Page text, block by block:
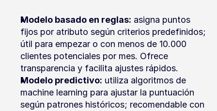
Modelo basado en reglas: asigna puntos
fijos por atributo según criterios predefinidos;
útil para empezar o con menos de 10.000
clientes potenciales por mes. Ofrece
transparencia y facilita ajustes rápidos.
Modelo predictivo: utiliza algoritmos de
machine learning para ajustar la puntuación
según patrones históricos; recomendable con